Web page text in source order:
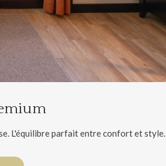
L'équilibre parfait entre confort et style.